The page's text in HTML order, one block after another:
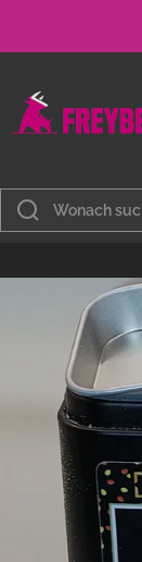
Metzgerei
Freyberger